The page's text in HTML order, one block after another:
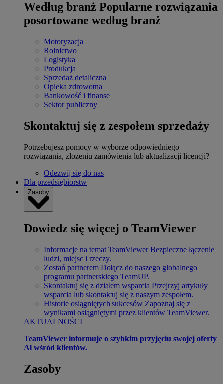
Według branż Popularne rozwiązania
posortowane według branż
Motoryzacja
Rolnictwo
Logistyka
Produkcja
Sprzedaż detaliczna
Opieka zdrowotna
Bankowość i finanse
Sektor publiczny
Skontaktuj się z zespołem sprzedaży
Potrzebujesz pomocy w wyborze odpowiedniego
rozwiązania, złożeniu zamówienia lub aktualizacji licencji?
Odezwij się do nas
Dla przedsiębiorstw
Zasoby
Dowiedz się więcej o TeamViewer
Informacje na temat TeamViewer Bezpieczne łączenie
ludzi, miejsc i rzeczy.
Zostań partnerem Dołącz do naszego globalnego
programu partnerskiego TeamUP.
Skontaktuj się z działem wsparcia Przejrzyj artykuły
wsparcia lub skontaktuj się z naszym zespołem.
Historie osiągniętych sukcesów Zapoznaj się z
wynikami osiągniętymi przez klientów TeamViewer.
AKTUALNOŚCI
TeamViewer informuje o szybkim przyjęciu swojej oferty
Al wśród klientów.
Zasoby